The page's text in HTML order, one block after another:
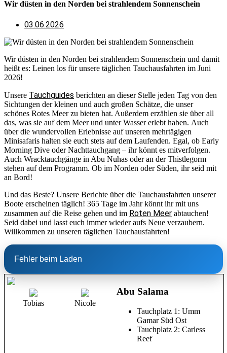
Wir düsten in den Norden bei strahlendem Sonnenschein
03.06.2026
Wir düsten in den Norden bei strahlendem Sonnenschein und damit
heißt es: Leinen los für unsere täglichen Tauchausfahrten im Juni
2026!
Unsere Tauchguides berichten an dieser Stelle jeden Tag von den
Sichtungen der kleinen und auch großen Schätze, die unser
schönes Rotes Meer zu bieten hat. Außerdem erzählen sie über all
das, was sie auf dem Meer und unter Wasser erlebt haben. Auch
über die wundervollen Erlebnisse auf unseren mehrtägigen
Minisafaris halten sie euch stets auf dem Laufenden. Egal, ob Early
Morning Dive oder Nachttauchgang – ihr könnt es mitverfolgen.
Auch Wracktauchgänge in Abu Nuhas oder an der Thistlegorm
stehen auf dem Programm. Ob im Norden oder Süden, ihr seid mit
an Bord!
Und das Beste? Unsere Berichte über die Tauchausfahrten unserer
Boote erscheinen täglich! 365 Tage im Jahr könnt ihr mit uns
zusammen auf die Reise gehen und im Roten Meer abtauchen!
Seid dabei und lasst euch immer wieder aufs Neue verzaubern.
Willkommen zu unseren täglichen Tauchausfahrten!
Fehler beim Laden
Tobias Nicole
Abu Salama
Tauchplatz 1: Umm
Gamar Süd Ost
Tauchplatz 2: Carless
Reef